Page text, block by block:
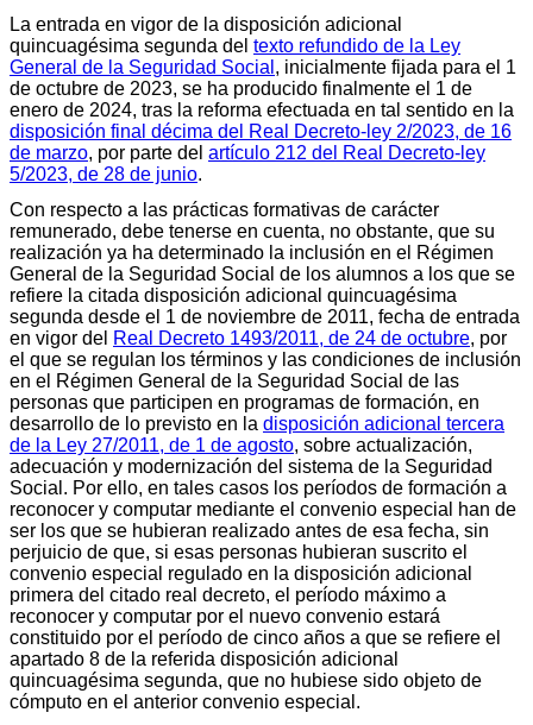
La entrada en vigor de la disposición adicional
quincuagésima segunda del texto refundido de la Ley
General de la Seguridad Social , inicialmente fijada para el 1
de octubre de 2023, se ha producido finalmente el 1 de
enero de 2024, tras la reforma efectuada en tal sentido en la
disposición final décima del Real Decreto-ley 2/2023, de 16
de marzo, por parte del artículo 212 del Real Decreto-ley
5/2023, de 28 de junio.
Con respecto a las prácticas formativas de carácter
remunerado, debe tenerse en cuenta, no obstante, que su
realización ya ha determinado la inclusión en el Régimen
General de la Seguridad Social de los alumnos a los que se
refiere la citada disposición adicional quincuagésima
segunda desde el 1 de noviembre de 2011, fecha de entrada
en vigor del Real Decreto 1493/2011, de 24 de octubre, por
el que se regulan los términos y las condiciones de inclusión
en el Régimen General de la Seguridad Social de las
personas que participen en programas de formación, en
desarrollo de lo previsto en la disposición adicional tercera
de la Ley 27/2011, de 1 de agosto, sobre actualización,
adecuación y modernización del sistema de la Seguridad
Social. Por ello, en tales casos los períodos de formación a
reconocer y computar mediante el convenio especial han de
ser los que se hubieran realizado antes de esa fecha, sin
perjuicio de que, si esas personas hubieran suscrito el
convenio especial regulado en la disposición adicional
primera del citado real decreto, el período máximo a
reconocer y computar por el nuevo convenio estará
constituido por el período de cinco años a que se refiere el
apartado 8 de la referida disposición adicional
quincuagésima segunda, que no hubiese sido objeto de
cómputo en el anterior convenio especial.